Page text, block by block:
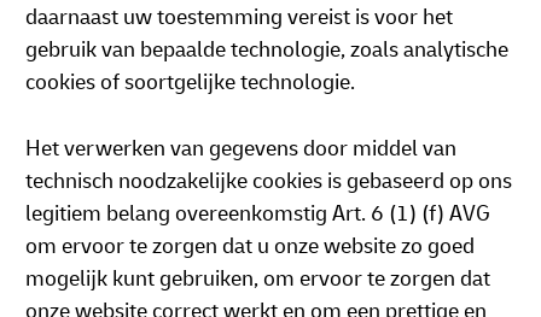
daarnaast uw toestemming vereist is voor het
gebruik van bepaalde technologie, zoals analytische
cookies of soortgelijke technologie.
Het verwerken van gegevens door middel van
technisch noodzakelijke cookies is gebaseerd op ons
legitiem belang overeenkomstig Art. 6 (1) (f) AVG
om ervoor te zorgen dat u onze website zo goed
mogelijk kunt gebruiken, om ervoor te zorgen dat